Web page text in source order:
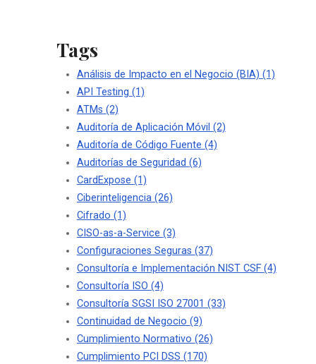
Tags
Análisis de Impacto en el Negocio (BIA) (1)
API Testing (1)
ATMs (2)
Auditoría de Aplicación Móvil (2)
Auditoría de Código Fuente (4)
Auditorías de Seguridad (6)
CardExpose (1)
Ciberinteligencia (26)
Cifrado (1)
CISO-as-a-Service (3)
Configuraciones Seguras (37)
Consultoría e Implementación NIST CSF (4)
Consultoría ISO (4)
Consultoría SGSI ISO 27001 (33)
Continuidad de Negocio (9)
Cumplimiento Normativo (26)
Cumplimiento PCI DSS (170)